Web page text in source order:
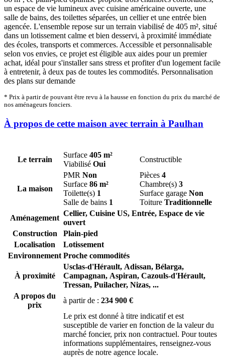
un espace de vie lumineux avec cuisine américaine ouverte, une
salle de bains, des toilettes séparées, un cellier et une entrée bien
agencée. L'ensemble repose sur un terrain viabilisé de 405 m², situé
dans un lotissement calme et bien desservi, à proximité immédiate
des écoles, transports et commerces. Accessible et personnalisable
selon vos envies, ce projet est éligible aux aides pour un premier
achat, idéal pour s'installer sans stress et profiter d'un logement facile
à entretenir, à deux pas de toutes les commodités. Personnalisation
des plans sur demande
* Prix à partir de pouvant être revu à la hausse en fonction du prix du marché de
nos aménageurs fonciers.
À propos de cette maison avec terrain à Paulhan
Le terrain
Surface 405 m²
Viabilisé Oui
Constructible
La maison
PMR Non
Surface 86 m²
Toilette(s) 1
Salle de bains 1
Pièces 4
Chambre(s) 3
Surface garage Non
Toiture Traditionnelle
Aménagement
Cellier, Cuisine US, Entrée, Espace de vie
ouvert
Construction
Plain-pied
Localisation
Lotissement
Environnement Proche commodités
À proximité
Usclas-d'Hérault, Adissan, Bélarga,
Campagnan, Aspiran, Cazouls-d'Hérault,
Tressan, Puilacher, Nizas, ...
A propos du
prix
à partir de : 234 900 €
Le prix est donné à titre indicatif et est
susceptible de varier en fonction de la valeur du
marché foncier, prix non contractuel. Pour toutes
informations supplémentaires, renseignez-vous
auprès de notre agence locale.